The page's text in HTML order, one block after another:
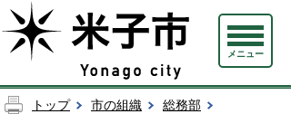
メニュー
トップ 市の組織
総務部